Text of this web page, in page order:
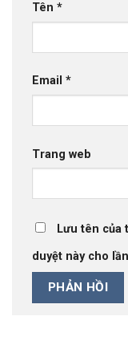
Tên *
Email *
Trang web
Lưu tên của
duyệt này cho